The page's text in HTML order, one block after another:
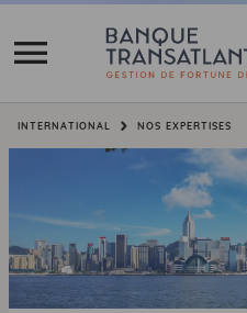
Vous êtes ici:
INTERNATIONAL NOS EXPERTISES